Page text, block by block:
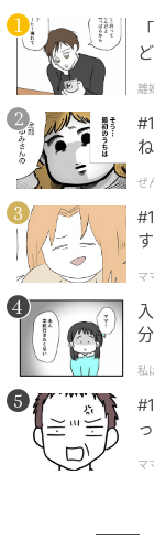
めた読者様の
時期：2026年3
シニアカレンダ
みとりなど介護
決する記事を配
ッピーになりま
シニアカレ
「人生100年
と願うシニア世
ベビーカレン
クリエイター情
離
ぜ
マ
私
マ